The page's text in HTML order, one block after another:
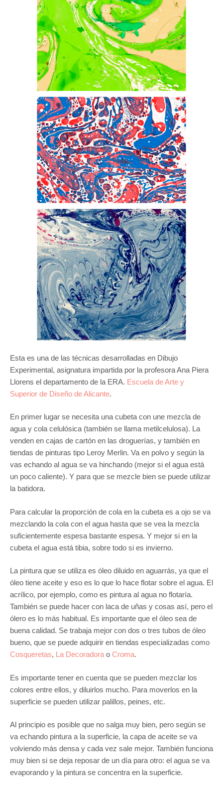
Esta es una de las técnicas desarrolladas en Dibujo
Experimental, asignatura impartida por la profesora Ana Piera
Llorens el departamento de la ERA. Escuela de Arte y
Superior de Diseño de Alicante.
En primer lugar se necesita una cubeta con une mezcla de
agua y cola celulósica (también se llama metilcelulosa). La
venden en cajas de cartón en las droguerías, y también en
tiendas de pinturas tipo Leroy Merlin. Va en polvo y según la
vas echando al agua se va hinchando (mejor si el agua está
un poco caliente). Y para que se mezcle bien se puede utilizar
la batidora.
Para calcular la proporción de cola en la cubeta es a ojo se va
mezclando la cola con el agua hasta que se vea la mezcla
suficientemente espesa bastante espesa. Y mejor si en la
cubeta el agua está tibia, sobre todo si es invierno.
La pintura que se utiliza es óleo diluido en aguarrás, ya que el
óleo tiene aceite y eso es lo que lo hace flotar sobre el agua. El
acrílico, por ejemplo, como es pintura al agua no flotaría.
También se puede hacer con laca de uñas y cosas así, pero el
ólero es lo más habitual. Es importante que el óleo sea de
buena calidad. Se trabaja mejor con dos o tres tubos de óleo
bueno, que se puede adquirir en tiendas especializadas como
Cosqueretas, La Decoradora o Croma.
Es importante tener en cuenta que se pueden mezclar los
colores entre ellos, y diluirlos mucho. Para moverlos en la
superficie se pueden utilizar palillos, peines, etc.
Al principio es posible que no salga muy bien, pero según se
va echando pintura a la superficie, la capa de aceite se va
volviendo más densa y cada vez sale mejor. También funciona
muy bien si se deja reposar de un día para otro: el agua se va
evaporando y la pintura se concentra en la superficie.